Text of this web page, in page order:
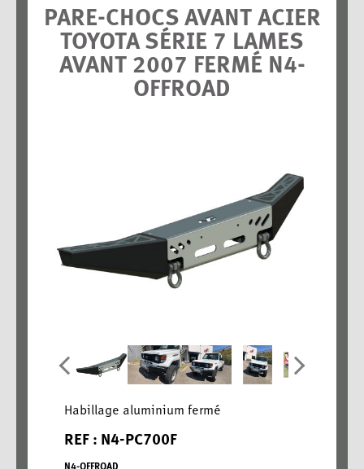
PARE-CHOCS AVANT ACIER
TOYOTA SÉRIE 7 LAMES
AVANT 2007 FERMÉ N4-
OFFROAD
Habillage aluminium fermé
REF : N4-PC700F